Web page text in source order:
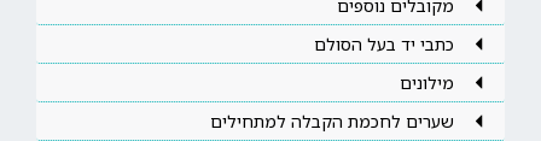
מקובלים נוספים
כתבי יד בעל הסולם
מילונים
שערים לחכמת הקבלה למתחילים